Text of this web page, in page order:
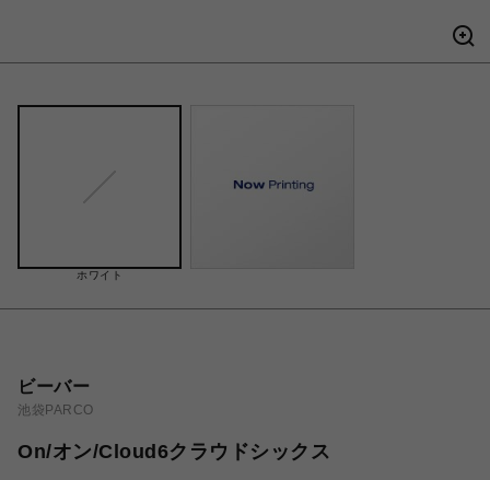
ホワイト
ビーバー
池袋PARCO
On/オン/Cloud6クラウドシックス